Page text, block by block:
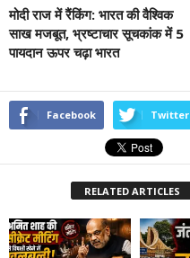
मोदी राज में रैंकिंग: भारत की वैश्विक
साख मजबूत, भ्रष्टाचार सूचकांक में 5
पायदान ऊपर चढ़ा भारत
Facebook Twitter
RELATED ARTICLES